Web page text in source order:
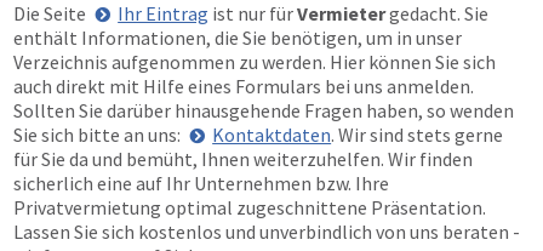
Die Seite
Ihr Eintrag ist nur fürVermietergedacht. Sie
enthält Informationen, die Sie benötigen, um in unser
Verzeichnis aufgenommen zu werden. Hier können Sie sich
auch direkt mit Hilfe eines Formulars bei uns anmelden.
Sollten Sie darüber hinausgehende Fragen haben, so wenden
Sie sich bitte an uns:
Kontaktdaten. Wir sind stets gerne
für Sie da und bemüht, Ihnen weiterzuhelfen. Wir finden
sicherlich eine auf Ihr Unternehmen bzw. Ihre
Privatvermietung optimal zugeschnittene Präsentation.
Lassen Sie sich kostenlos und unverbindlich von uns beraten -